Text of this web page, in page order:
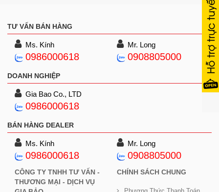
TƯ VẤN BÁN HÀNG
Ms. Kính
0986000618
Mr. Long
0908805000
DOANH NGHIỆP
Gia Bao Co., LTD
0986000618
BÁN HÀNG DEALER
Ms. Kính
0986000618
Mr. Long
0908805000
CÔNG TY TNHH TƯ VẤN -
THƯƠNG MẠI - DỊCH VỤ
CHÍNH SÁCH CHUNG